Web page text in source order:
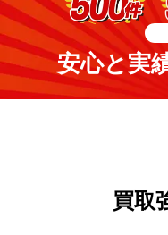
安心と実
買取